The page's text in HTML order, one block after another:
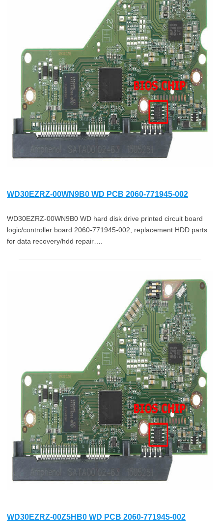
WD30EZRZ-00WN9B0 WD PCB 2060-771945-002
WD30EZRZ-00WN9B0 WD hard disk drive printed circuit board
logic/controller board 2060-771945-002, replacement HDD parts
for data recovery/hdd repair….
WD30EZRZ-00Z5HB0 WD PCB 2060-771945-002